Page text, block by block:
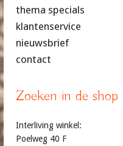
thema specials
klantenservice
nieuwsbrief
contact
Zoeken in de shop
Interliving winkel:
Poelweg 40 F